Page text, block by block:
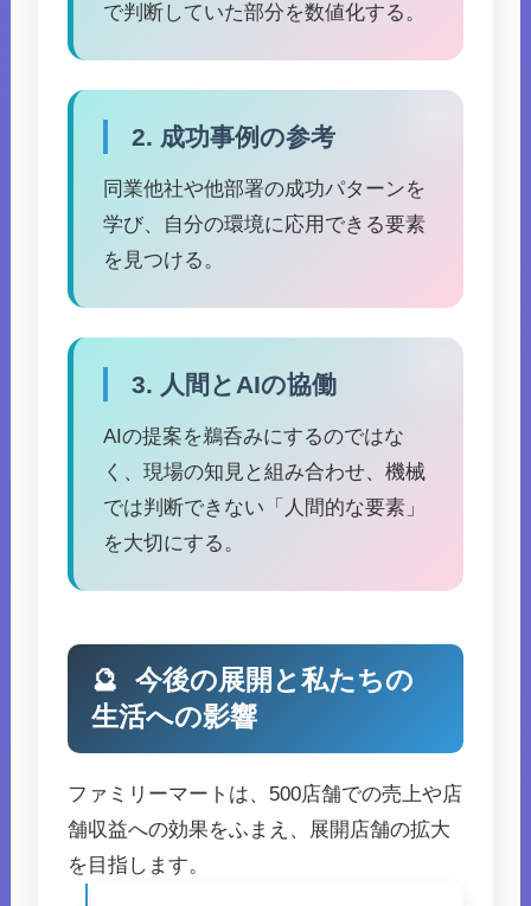
で判断していた部分を数値化する。
2. 成功事例の参考
同業他社や他部署の成功パターンを
学び、自分の環境に応用できる要素
を見つける。
3. 人間とAIの協働
AIの提案を鵜呑みにするのではな
く、現場の知見と組み合わせ、機械
では判断できない「人間的な要素」
を大切にする。
🔮
今後の展開と私たちの
生活への影響
ファミリーマートは、500店舗での売上や店
舗収益への効果をふまえ、展開店舗の拡大
を目指します。